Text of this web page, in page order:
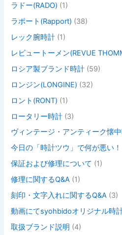
ラドー(RADO) (1)
ラポート(Rapport) (38)
レック腕時計 (1)
レビュートーメン(REVUE
ロシア製ブランド時計 (59)
ロンジン(LONGINE) (32)
ロント(RONT) (1)
ロータリー時計 (3)
ヴィンテージ・アンティーク懐
今日の「時計ツウ」で何が悪い！
保証および修理について (1)
修理に関するQ&A (1)
刻印・文字入れに関するQ&A (3)
動画にてsyohbidoオリジナル時
取扱ブランド説明 (4)